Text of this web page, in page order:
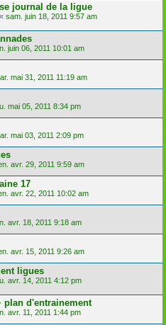
journal de la ligue
« sam. juin 18, 2011 9:57 am
juin 06, 2011 10:01 am
mai 31, 2011 11:19 am
mai 05, 2011 8:34 pm
mai 03, 2011 2:09 pm
avr. 29, 2011 9:59 am
17
avr. 22, 2011 10:02 am
avr. 18, 2011 9:18 am
avr. 15, 2011 9:26 am
ligues
avr. 14, 2011 4:12 pm
plan d'entrainement
avr. 11, 2011 1:44 pm